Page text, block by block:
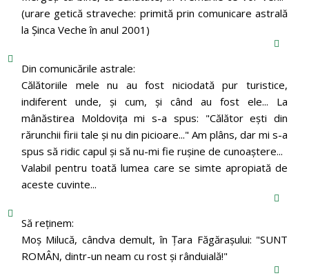
(urare getică straveche: primită prin comunicare astrală
la Şinca Veche în anul 2001)
Din comunicările astrale:
Călătoriile mele nu au fost niciodată pur turistice,
indiferent unde, și cum, și când au fost ele... La
mânăstirea Moldoviţa mi s-a spus: "Călător eşti din
rărunchii firii tale şi nu din picioare..." Am plâns, dar mi s-a
spus să ridic capul şi să nu-mi fie ruşine de cunoaştere...
Valabil pentru toată lumea care se simte apropiată de
aceste cuvinte...
Să reținem:
Moș Milucă, cândva demult, în Ţara Făgăraşului: "SUNT
ROMÂN, dintr-un neam cu rost şi rânduială!"